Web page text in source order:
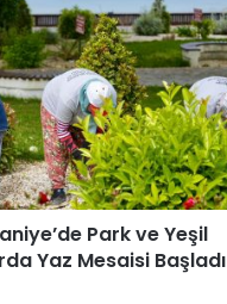
Park ve Yeşil
Yaz Mesaisi Başladı